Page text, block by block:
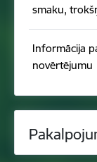
smaku,
Informācija
novērtējumu